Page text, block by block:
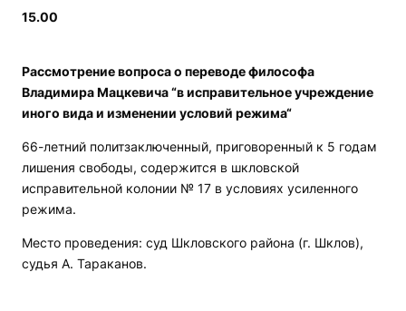
15.00
Рассмотрение вопроса о переводе философа
Владимира Мацкевича “в исправительное учреждение
иного вида и изменении условий режима“
66-летний политзаключенный, приговоренный к 5 годам
лишения свободы, содержится в шкловской
исправительной колонии № 17 в условиях усиленного
режима.
Место проведения: суд Шкловского района (г. Шклов),
судья А. Тараканов.